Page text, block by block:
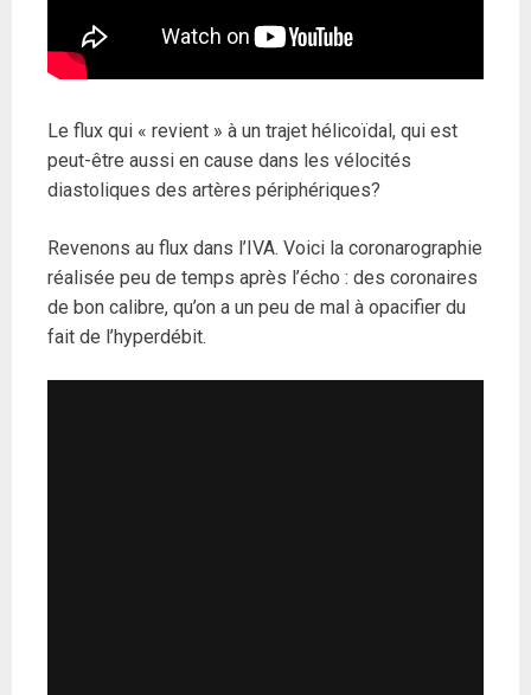
Le flux qui « revient » à un trajet hélicoïdal, qui est
peut-être aussi en cause dans les vélocités
diastoliques des artères périphériques?
Revenons au flux dans l’IVA. Voici la coronarographie
réalisée peu de temps après l’écho : des coronaires
de bon calibre, qu’on a un peu de mal à opacifier du
fait de l’hyperdébit.